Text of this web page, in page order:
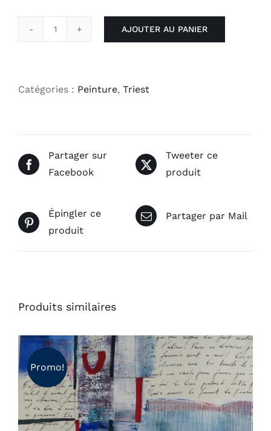
in
AJOUTER AU PANIER
Catégories : Peinture, Triest
Partager sur
Facebook
Tweeter ce
produit
Épingler ce
produit
Partager par Mail
Produits similaires
Promo!
AJOUTER AU PANIER
/
DÉTAILS